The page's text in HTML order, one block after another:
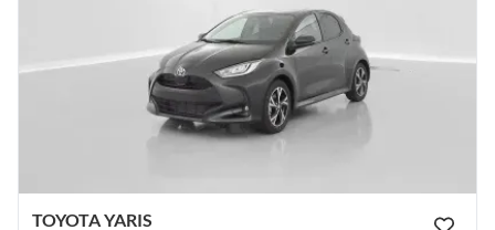
TOYOTA YARIS